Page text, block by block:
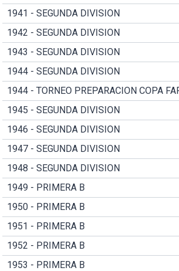
1941 - SEGUNDA DIVISION
1942 - SEGUNDA DIVISION
1943 - SEGUNDA DIVISION
1944 - SEGUNDA DIVISION
1944 - TORNEO PREPARACION COPA
1945 - SEGUNDA DIVISION
1946 - SEGUNDA DIVISION
1947 - SEGUNDA DIVISION
1948 - SEGUNDA DIVISION
1949 - PRIMERA B
1950 - PRIMERA B
1951 - PRIMERA B
1952 - PRIMERA B
1953 - PRIMERA B